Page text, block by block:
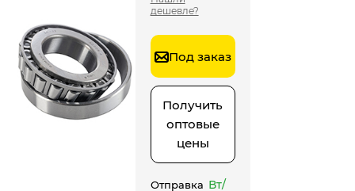
дешевле?
Под заказ
Получить
оптовые
цены
Отправка Вт/